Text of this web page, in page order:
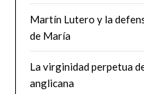
Martín Lutero y la
de María
La virginidad perpetua
anglicana